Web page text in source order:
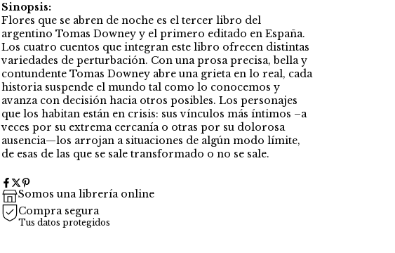
Sinopsis:
Flores que se abren de noche es el tercer libro del
argentino Tomas Downey y el primero editado en España.
Los cuatro cuentos que integran este libro ofrecen distintas
variedades de perturbación. Con una prosa precisa, bella y
contundente Tomas Downey abre una grieta en lo real, cada
historia suspende el mundo tal como lo conocemos y
avanza con decisión hacia otros posibles. Los personajes
que los habitan están en crisis: sus vínculos más íntimos –a
veces por su extrema cercanía o otras por su dolorosa
ausencia—los arrojan a situaciones de algún modo límite,
de esas de las que se sale transformado o no se sale.
Somos una librería online
Compra segura
Tus datos protegidos